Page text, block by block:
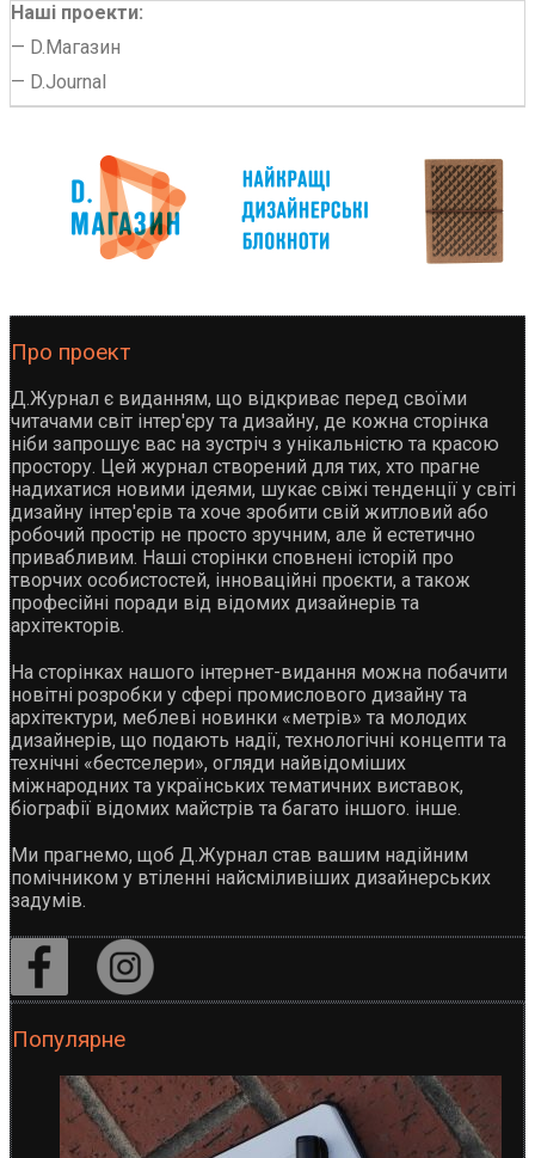
Наші проекти:
— D.Магазин
— D.Journal
Про проект
Д.Журнал є виданням, що відкриває перед своїми
читачами світ інтер'єру та дизайну, де кожна сторінка
ніби запрошує вас на зустріч з унікальністю та красою
простору. Цей журнал створений для тих, хто прагне
надихатися новими ідеями, шукає свіжі тенденції у світі
дизайну інтер'єрів та хоче зробити свій житловий або
робочий простір не просто зручним, але й естетично
привабливим. Наші сторінки сповнені історій про
творчих особистостей, інноваційні проєкти, а також
професійні поради від відомих дизайнерів та
архітекторів.
На сторінках нашого інтернет-видання можна побачити
новітні розробки у сфері промислового дизайну та
архітектури, меблеві новинки «метрів» та молодих
дизайнерів, що подають надії, технологічні концепти та
технічні «бестселери», огляди найвідоміших
міжнародних та українських тематичних виставок,
біографії відомих майстрів та багато іншого. інше.
Ми прагнемо, щоб Д.Журнал став вашим надійним
помічником у втіленні найсміливіших дизайнерських
задумів.
Популярне